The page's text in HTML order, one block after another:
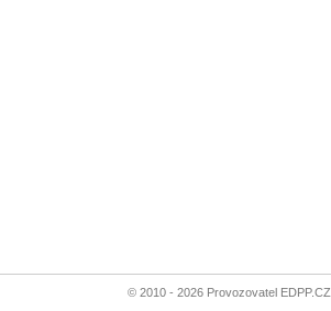
© 2010 - 2026 Provozovatel EDPP.CZ